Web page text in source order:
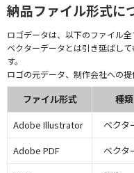
納品ファイル形式に
ロゴデータは、以下のファイル全
ベクターデータとは引き延ばし
す。
ロゴの元データ、制作会社への提
ファイル形式 種類
Adobe Illustrator
ベクタ
Adobe PDF
ベクタ